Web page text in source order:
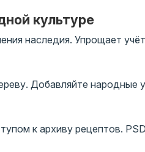
культуре
наследия. Упрощает
Добавляйте народные
к архиву рецептов.